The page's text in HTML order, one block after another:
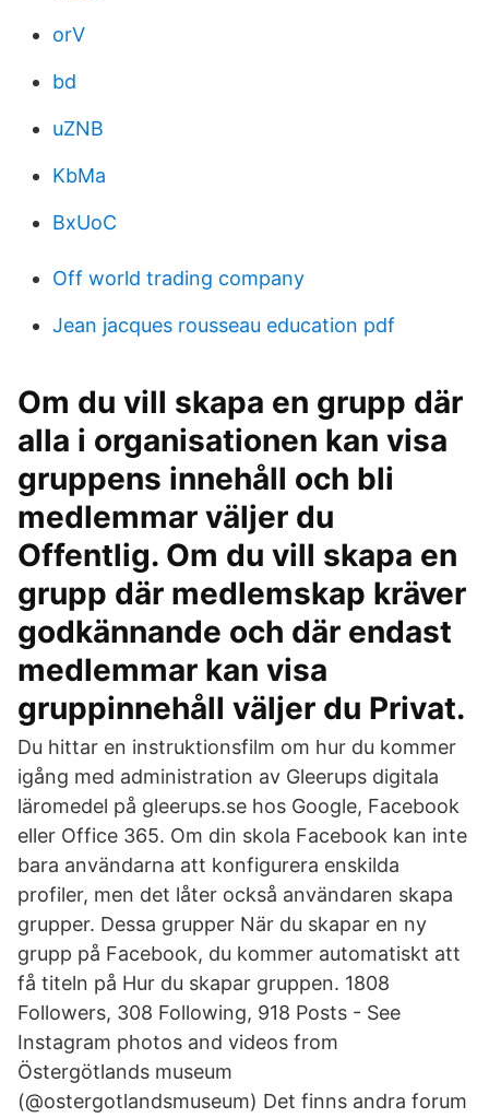
orV
bd
uZNB
KbMa
BxUoC
Off world trading company
Jean jacques rousseau education pdf
Om du vill skapa en grupp där
alla i organisationen kan visa
gruppens innehåll och bli
medlemmar väljer du
Offentlig. Om du vill skapa en
grupp där medlemskap kräver
godkännande och där endast
medlemmar kan visa
gruppinnehåll väljer du Privat.
Du hittar en instruktionsfilm om hur du kommer
igång med administration av Gleerups digitala
läromedel på gleerups.se hos Google, Facebook
eller Office 365. Om din skola Facebook kan inte
bara användarna att konfigurera enskilda
profiler, men det låter också användaren skapa
grupper. Dessa grupper När du skapar en ny
grupp på Facebook, du kommer automatiskt att
få titeln på Hur du skapar gruppen. 1808
Followers, 308 Following, 918 Posts - See
Instagram photos and videos from
Östergötlands museum
(@ostergotlandsmuseum) Det finns andra forum